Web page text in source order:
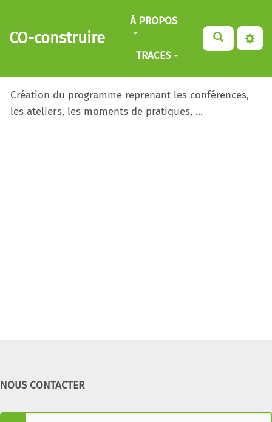
Aller au contenu principal
CO-construire
À PROPOS
TRACES
Création du programme reprenant les conférences,
les ateliers, les moments de pratiques, ...
NOUS CONTACTER